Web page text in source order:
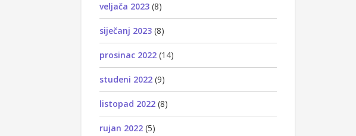
veljača 2023 (8)
siječanj 2023 (8)
prosinac 2022 (14)
studeni 2022 (9)
listopad 2022 (8)
rujan 2022 (5)